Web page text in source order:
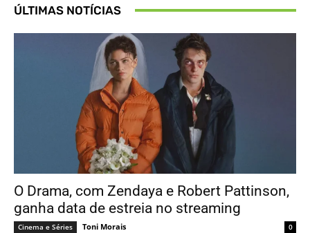
ÚLTIMAS NOTÍCIAS
O Drama, com Zendaya e Robert Pattinson,
ganha data de estreia no streaming
Cinema e Séries Toni Morais 0